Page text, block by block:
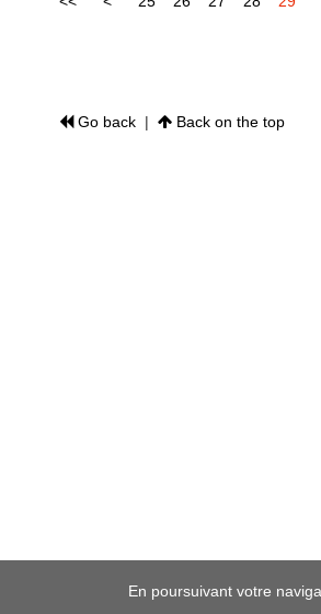
Go back| Back on the top
En poursuivant votre